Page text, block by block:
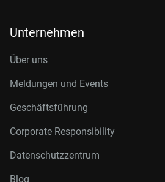
Unternehmen
Über uns
Meldungen und Events
Geschäftsführung
Corporate Responsibility
Datenschutzzentrum
Blog